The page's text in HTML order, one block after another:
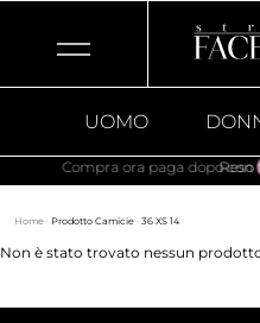
UOMO
Compra ora paga dopo con
Reso
Home · Prodotto Camicie · 36 XS 14
Non è stato trovato nessun